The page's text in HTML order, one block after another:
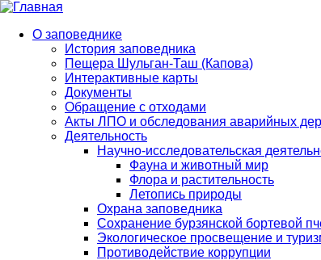
navigation
О заповеднике
История заповедника
Пещера Шульган-Таш (Капова)
Интерактивные карты
Документы
Обращение с отходами
Акты ЛПО и обследования аварийных
Деятельность
Научно-исследовательская
Фауна и животный мир
Флора и растительность
Летопись природы
Охрана заповедника
Сохранение бурзянской бортевой
Экологическое просвещение и
Противодействие коррупции